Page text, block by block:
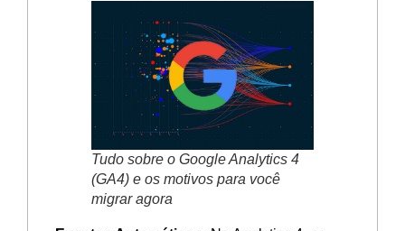
Tudo sobre o Google Analytics 4
(GA4) e os motivos para você
migrar agora